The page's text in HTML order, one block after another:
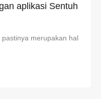
aplikasi Sentuh
merupakan hal